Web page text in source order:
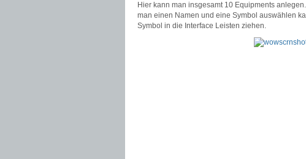
Hier kann man insgesamt 10 Equipments
man einen Namen und eine Symbol auswählen
Symbol in die Interface Leisten ziehen.